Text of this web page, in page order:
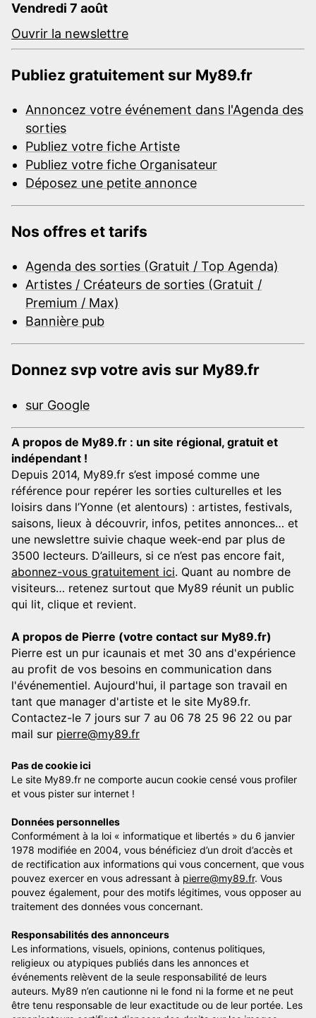
Vendredi 7 août
Ouvrir la newslettre
Publiez gratuitement sur My89.fr
Annoncez votre événement dans l'Agenda des
sorties
Publiez votre fiche Artiste
Publiez votre fiche Organisateur
Déposez une petite annonce
Nos offres et tarifs
Agenda des sorties (Gratuit / Top Agenda)
Artistes / Créateurs de sorties (Gratuit /
Premium / Max)
Bannière pub
Donnez svp votre avis sur My89.fr
sur Google
A propos de My89.fr : un site régional, gratuit et
indépendant !
Depuis 2014, My89.fr s’est imposé comme une
référence pour repérer les sorties culturelles et les
loisirs dans l’Yonne (et alentours) : artistes, festivals,
saisons, lieux à découvrir, infos, petites annonces… et
une newslettre suivie chaque week-end par plus de
3500 lecteurs. D’ailleurs, si ce n’est pas encore fait,
abonnez-vous gratuitement ici. Quant au nombre de
visiteurs… retenez surtout que My89 réunit un public
qui lit, clique et revient.
A propos de Pierre (votre contact sur My89.fr)
Pierre est un pur icaunais et met 30 ans d'expérience
au profit de vos besoins en communication dans
l'événementiel. Aujourd'hui, il partage son travail en
tant que manager d'artiste et le site My89.fr.
Contactez-le 7 jours sur 7 au 06 78 25 96 22 ou par
mail sur pierre@my89.fr
Pas de cookie ici
Le site My89.fr ne comporte aucun cookie censé vous profiler
et vous pister sur internet !
Données personnelles
Conformément à la loi « informatique et libertés » du 6 janvier
1978 modifiée en 2004, vous bénéficiez d’un droit d’accès et
de rectification aux informations qui vous concernent, que vous
pouvez exercer en vous adressant à pierre@my89.fr. Vous
pouvez également, pour des motifs légitimes, vous opposer au
traitement des données vous concernant.
Responsabilités des annonceurs
Les informations, visuels, opinions, contenus politiques,
religieux ou atypiques publiés dans les annonces et
événements relèvent de la seule responsabilité de leurs
auteurs. My89 n’en cautionne ni le fond ni la forme et ne peut
être tenu responsable de leur exactitude ou de leur portée. Les